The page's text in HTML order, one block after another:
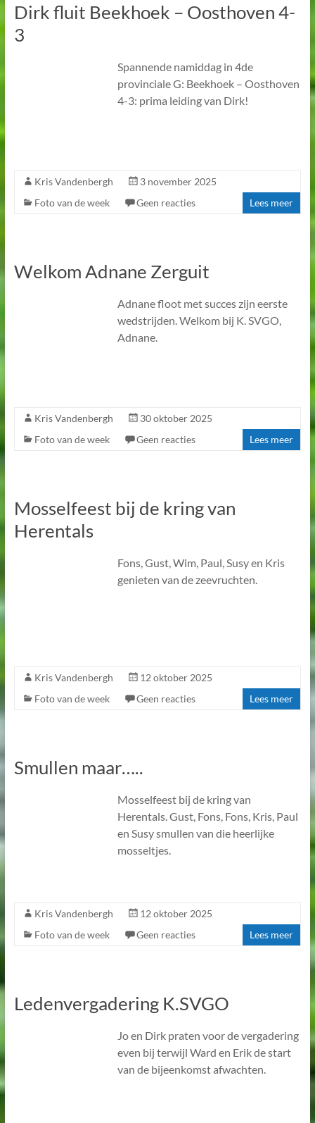
Dirk fluit Beekhoek – Oosthoven 4-
3
Spannende namiddag in 4de
provinciale G: Beekhoek – Oosthoven
4-3: prima leiding van Dirk!
Kris Vandenbergh
3 november 2025
Foto van de week
Geen reacties Lees meer
Welkom Adnane Zerguit
Adnane floot met succes zijn eerste
wedstrijden. Welkom bij K. SVGO,
Adnane.
Kris Vandenbergh
30 oktober 2025
Foto van de week
Geen reacties Lees meer
Mosselfeest bij de kring van
Herentals
Fons, Gust, Wim, Paul, Susy en Kris
genieten van de zeevruchten.
Kris Vandenbergh
12 oktober 2025
Foto van de week
Geen reacties Lees meer
Smullen maar…..
Mosselfeest bij de kring van
Herentals. Gust, Fons, Fons, Kris, Paul
en Susy smullen van die heerlijke
mosseltjes.
Kris Vandenbergh
12 oktober 2025
Foto van de week
Geen reacties Lees meer
Ledenvergadering K.SVGO
Jo en Dirk praten voor de vergadering
even bij terwijl Ward en Erik de start
van de bijeenkomst afwachten.